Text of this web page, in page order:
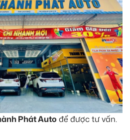
Phát Auto để được tư vấn.